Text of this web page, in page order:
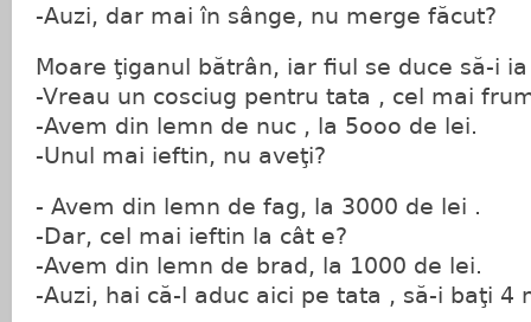
-Auzi, dar mai în sânge, nu merge făcut?
Moare ţiganul bătrân, iar fiul se duce să-i
-Vreau un cosciug pentru tata , cel mai
-Avem din lemn de nuc , la 5ooo de lei.
-Unul mai ieftin, nu aveţi?
- Avem din lemn de fag, la 3000 de lei .
-Dar, cel mai ieftin la cât e?
-Avem din lemn de brad, la 1000 de lei.
-Auzi, hai că-l aduc aici pe tata , să-i baţi 4